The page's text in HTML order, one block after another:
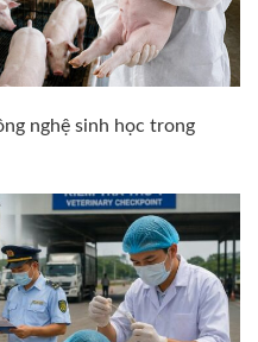
nghệ sinh học trong